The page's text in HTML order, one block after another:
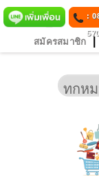
:
สมัครสมาชิก